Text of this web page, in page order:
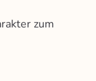
zum